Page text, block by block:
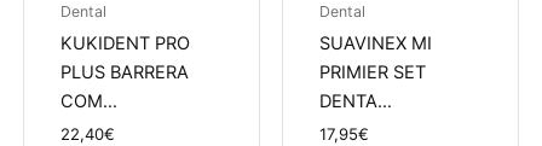
Dental
KUKIDENT PRO
PLUS BARRERA
COM…
22,40€
Dental
SUAVINEX MI
PRIMIER SET
DENTA…
17,95€